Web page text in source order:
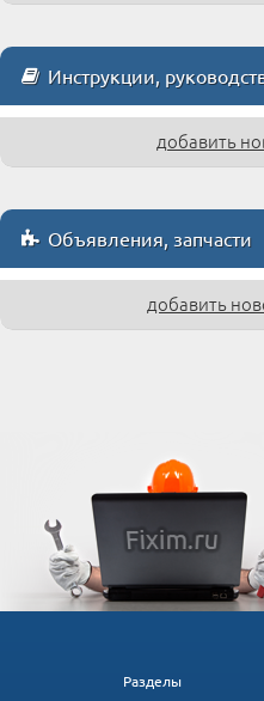
Инструкции,
добавить
Объявления, запчасти
добавить
Разделы